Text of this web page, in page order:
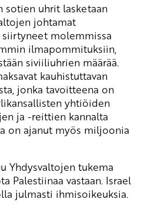
sotien uhrit lasketaan
johtamat
molemmissa
ilmapommituksiin,
siviiliuhrien määrää.
kauhistuttavan
jonka tavoitteena on
yhtiöiden
ja -reittien kannalta
on ajanut myös miljoonia
Yhdysvaltojen tukema
Palestiinaa vastaan. Israel
julmasti ihmisoikeuksia.